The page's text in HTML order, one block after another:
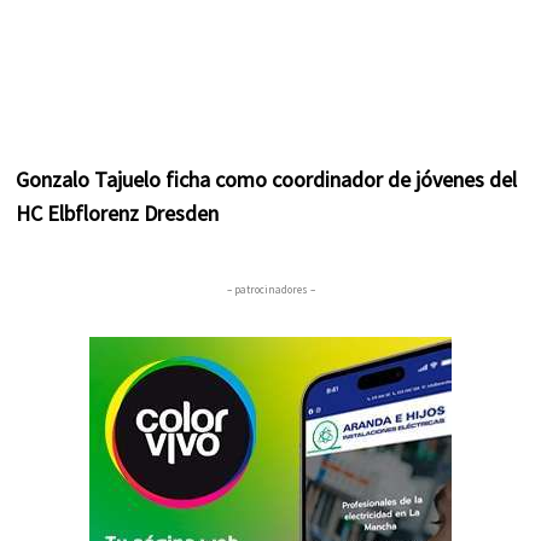
Gonzalo Tajuelo ficha como coordinador de jóvenes del
HC Elbflorenz Dresden
– patrocinadores –